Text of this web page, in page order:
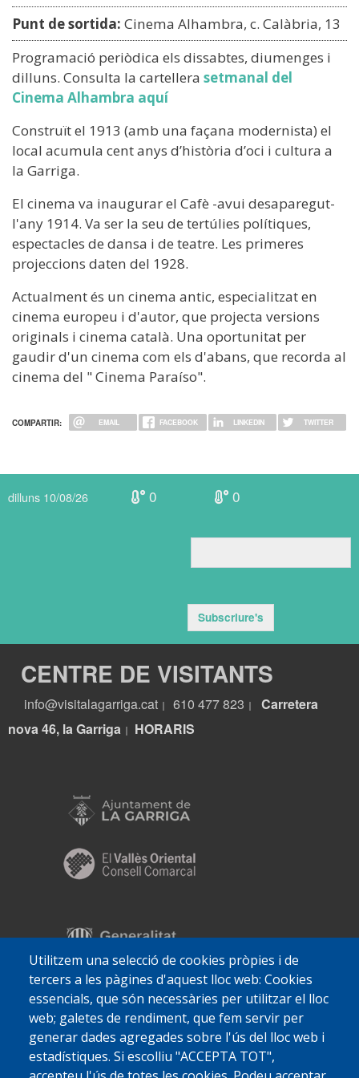
Punt de sortida: Cinema Alhambra, c. Calàbria, 13
Programació periòdica els dissabtes, diumenges i
dilluns. Consulta la cartellera setmanal del
Cinema Alhambra aquí
Construït el 1913 (amb una façana modernista) el
local acumula cent anys d’història d’oci i cultura a
la Garriga.
El cinema va inaugurar el Cafè -avui desaparegut-
l'any 1914. Va ser la seu de tertúlies polítiques,
espectacles de dansa i de teatre. Les primeres
projeccions daten del 1928.
Actualment és un cinema antic, especialitzat en
cinema europeu i d'autor, que projecta versions
originals i cinema català. Una oportunitat per
gaudir d'un cinema com els d'abans, que recorda al
cinema del " Cinema Paraíso".
COMPARTIR: EMAIL FACEBOOK LINKEDIN TWITTER
Utilitzem una selecció de cookies pròpies i de
tercers a les pàgines d'aquest lloc web: Cookies
essencials, que són necessàries per utilitzar el lloc
web; galetes de rendiment, que fem servir per
generar dades agregades sobre l'ús del lloc web i
estadístiques. Si escolliu "ACCEPTA TOT",
dilluns 10/08/26 0 0
Subscriure's
CENTRE DE VISITANTS
info@visitalagarriga.cat 610 477 823
Carretera
nova 46, la Garriga
HORARIS